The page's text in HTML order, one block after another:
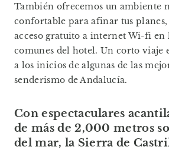
También ofrecemos un ambiente
confortable para afinar tus
acceso gratuito a internet Wi-fi en
comunes del hotel. Un corto viaje
a los inicios de algunas de las
senderismo de Andalucía.
Con espectaculares
de más de 2,000 metros
del mar, la Sierra de